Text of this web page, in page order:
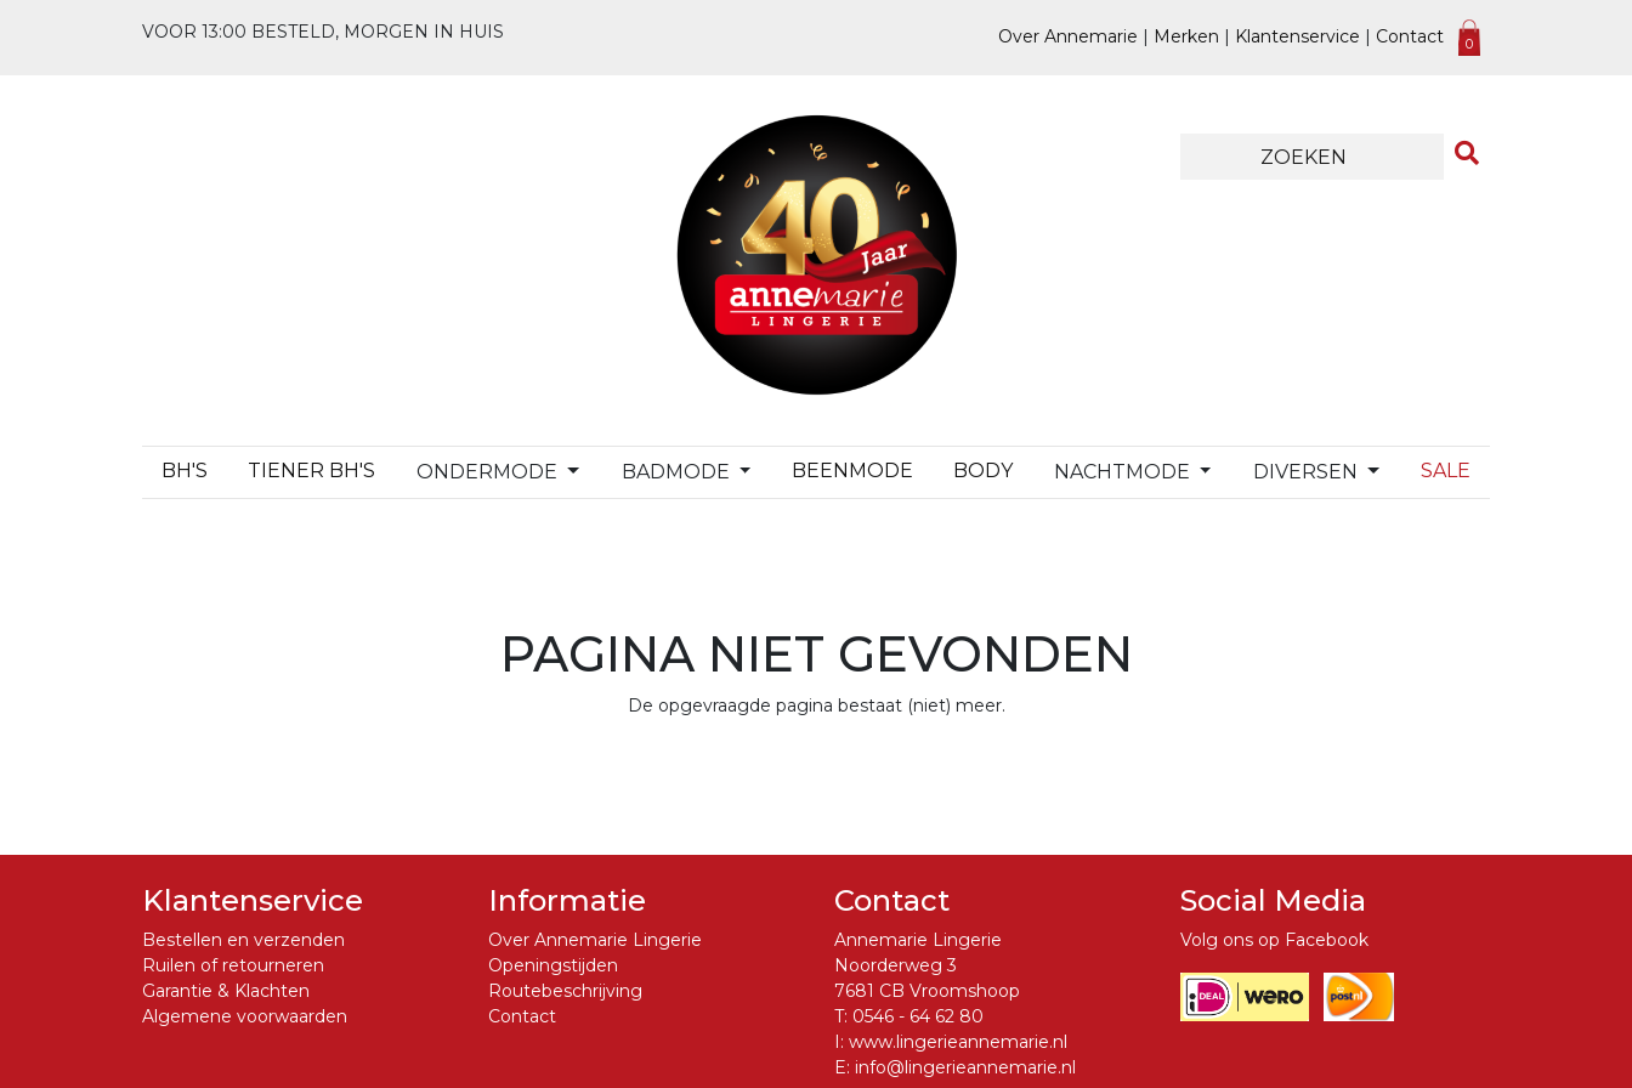
VOOR 13:00 BESTELD, MORGEN IN HUIS Over Annemarie | Merken | Klantenservice | Contact 0
BH'S TIENER BH'S ONDERMODE BADMODE BEENMODE BODY NACHTMODE DIVERSEN SALE
PAGINA NIET GEVONDEN
De opgevraagde pagina bestaat (niet) meer.
Klantenservice
Bestellen en verzenden
Ruilen of retourneren
Garantie & Klachten
Algemene voorwaarden
Informatie
Over Annemarie Lingerie
Openingstijden
Routebeschrijving
Contact
Contact
Annemarie Lingerie
Noorderweg 3
7681 CB Vroomshoop
T: 0546 - 64 62 80
I: www.lingerieannemarie.nl
E: info@lingerieannemarie.nl
Social Media
Volg ons op Facebook